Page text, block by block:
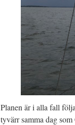
Planen är i alla fall
tyvärr samma dag